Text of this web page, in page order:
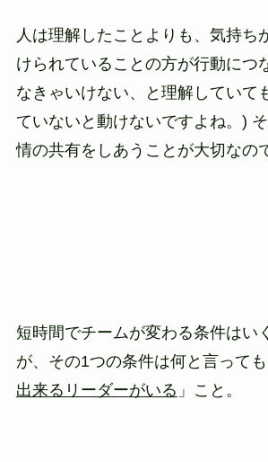
人は理解したことよりも、気持ち
けられていることの方が行動につ
なきゃいけない、と理解していて
ていないと動けないですよね。)
情の共有をしあうことが大切なの
短時間でチームが変わる条件はい
が、その1つの条件は何と言っても
出来るリーダーがいる 」こと。